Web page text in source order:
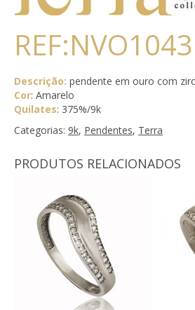
Descrição: pendente em ouro com
Cor: Amarelo
Quilates: 375%/9k
Categorias: 9k, Pendentes, Terra
PRODUTOS RELACIONADOS